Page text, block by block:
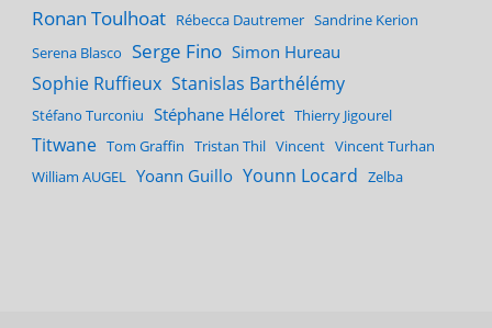
Ronan Toulhoat Rébecca Dautremer Sandrine Kerion
Serena Blasco Serge Fino Simon Hureau
Sophie Ruffieux Stanislas Barthélémy
Stéfano Turconiu Stéphane Héloret Thierry Jigourel
Titwane Tom Graffin Tristan Thil Vincent Vincent Turhan
William AUGEL Yoann Guillo Younn Locard Zelba